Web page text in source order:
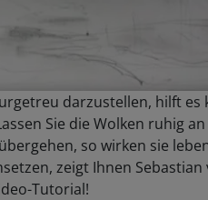
darzustellen, hilft es
Sie die Wolken ruhig
so wirken sie
zeigt Ihnen
Tutorial!